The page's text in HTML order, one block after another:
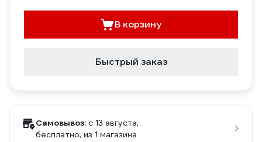
В корзину
Быстрый заказ
Самовывоз: c 13 августа,
бесплатно, из 1 магазина